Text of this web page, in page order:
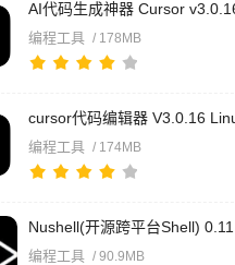
编程工具 / 178MB
编程工具 / 174MB
编程工具 / 90.9MB